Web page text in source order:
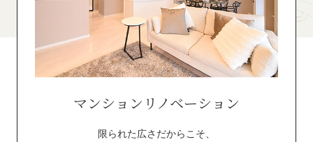
マンション リノベーション
限られた広さだからこそ、